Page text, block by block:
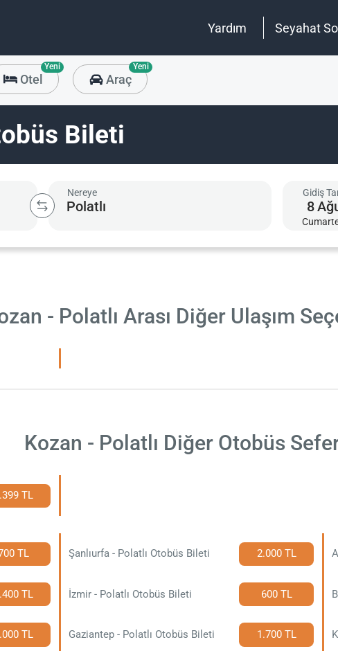
Yardım Seyahat
Otel
Yeni
Araç
Yeni
Bileti
Nereye Gidiş
8
- Polatlı Arası Diğer Ulaşım
Kozan - Polatlı Diğer Otobüs
TL
TL Şanlıurfa - Polatlı Otobüs Bileti 2.000 TL
TL İzmir - Polatlı Otobüs Bileti 600 TL
TL Gaziantep - Polatlı Otobüs Bileti 1.700 TL